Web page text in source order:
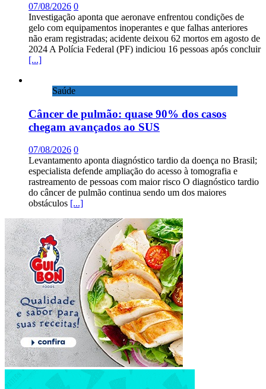
07/08/2026 0
Investigação aponta que aeronave enfrentou condições de
gelo com equipamentos inoperantes e que falhas anteriores
não eram registradas; acidente deixou 62 mortos em agosto de
2024 A Polícia Federal (PF) indiciou 16 pessoas após concluir
[...]
Saúde
Câncer de pulmão: quase 90% dos casos
chegam avançados ao SUS
07/08/2026 0
Levantamento aponta diagnóstico tardio da doença no Brasil;
especialista defende ampliação do acesso à tomografia e
rastreamento de pessoas com maior risco O diagnóstico tardio
do câncer de pulmão continua sendo um dos maiores
obstáculos [...]